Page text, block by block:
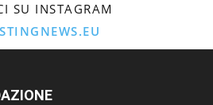
SU INSTAGRAM